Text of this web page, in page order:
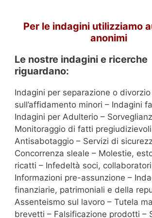
Per le indagini utilizziamo
anonimi
Le nostre indagini e ricerche
riguardano:
Indagini per separazione o
sull’affidamento minori – Indagini
Indagini per Adulterio –
Monitoraggio di fatti
Antisabotaggio – Servizi di
Concorrenza sleale – Molestie,
ricatti – Infedeltà soci,
Informazioni pre-assunzione –
finanziarie, patrimoniali e della
Assenteismo sul lavoro – Tutela
brevetti – Falsificazione prodotti –